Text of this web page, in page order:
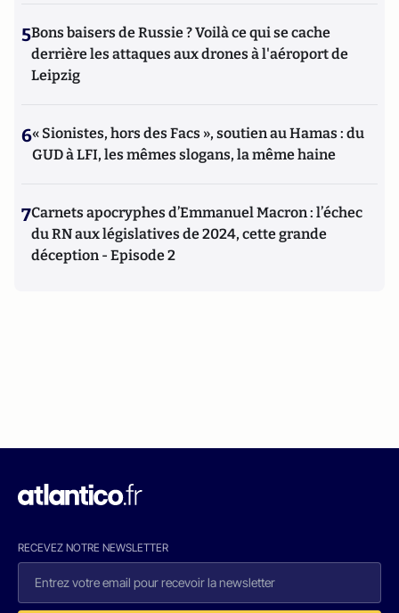
5Bons baisers de Russie ? Voilà ce qui se cache
derrière les attaques aux drones à l'aéroport de
Leipzig
6« Sionistes, hors des Facs », soutien au Hamas : du
GUD à LFI, les mêmes slogans, la même haine
7Carnets apocryphes d’Emmanuel Macron : l’échec
du RN aux législatives de 2024, cette grande
déception - Episode 2
RECEVEZ NOTRE NEWSLETTER